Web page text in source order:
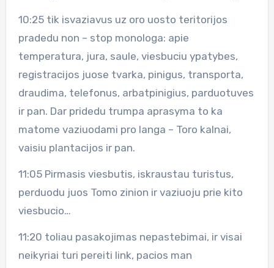
10:25 tik isvaziavus uz oro uosto teritorijos
pradedu non – stop monologa: apie
temperatura, jura, saule, viesbuciu ypatybes,
registracijos juose tvarka, pinigus, transporta,
draudima, telefonus, arbatpinigius, parduotuves
ir pan. Dar pridedu trumpa aprasyma to ka
matome vaziuodami pro langa – Toro kalnai,
vaisiu plantacijos ir pan.
11:05 Pirmasis viesbutis, iskraustau turistus,
perduodu juos Tomo zinion ir vaziuoju prie kito
viesbucio…
11:20 toliau pasakojimas nepastebimai, ir visai
neikyriai turi pereiti link, pacios man